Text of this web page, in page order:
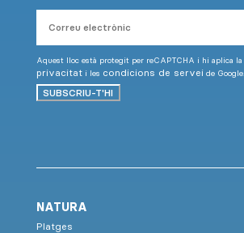
electrònic
Aquest lloc està protegit per reCAPTCHA i hi aplica la
privacitati les condicions de serveide Google.
SUBSCRIU-T'HI
NATURA
Platges